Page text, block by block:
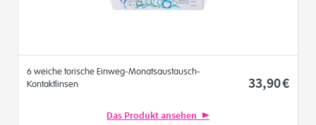
6 weiche torische Einweg-Monatsaustausch-
Kontaktlinsen
33,90€
Das Produkt ansehen